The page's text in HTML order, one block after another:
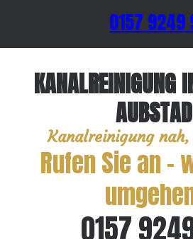
0157 9249
KANALREINIGUNG
Kanalreinigung
Rufen Sie an –
0157